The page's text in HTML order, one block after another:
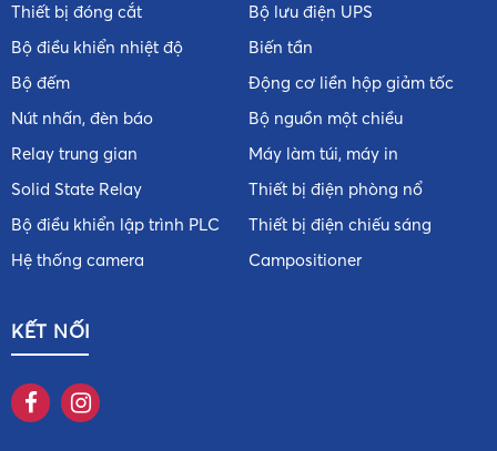
Thiết bị đóng cắt
Bộ điều khiển nhiệt độ
Bộ đếm
Nút nhấn, đèn báo
Relay trung gian
Solid State Relay
Bộ điều khiển lập trình PLC
Hệ thống camera
Bộ lưu điện UPS
Biến tần
Động cơ liền hộp giảm tốc
Bộ nguồn một chiều
Máy làm túi, máy in
Thiết bị điện phòng nổ
Thiết bị điện chiếu sáng
Campositioner
KẾT NỐI